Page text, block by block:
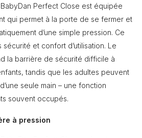
Perfect Close est équipée
qui permet à la porte de se fermer et
d’une simple pression. Ce
et confort d’utilisation. Le
la barrière de sécurité difficile à
tandis que les adultes peuvent
seule main – une fonction
souvent occupés.
à pression